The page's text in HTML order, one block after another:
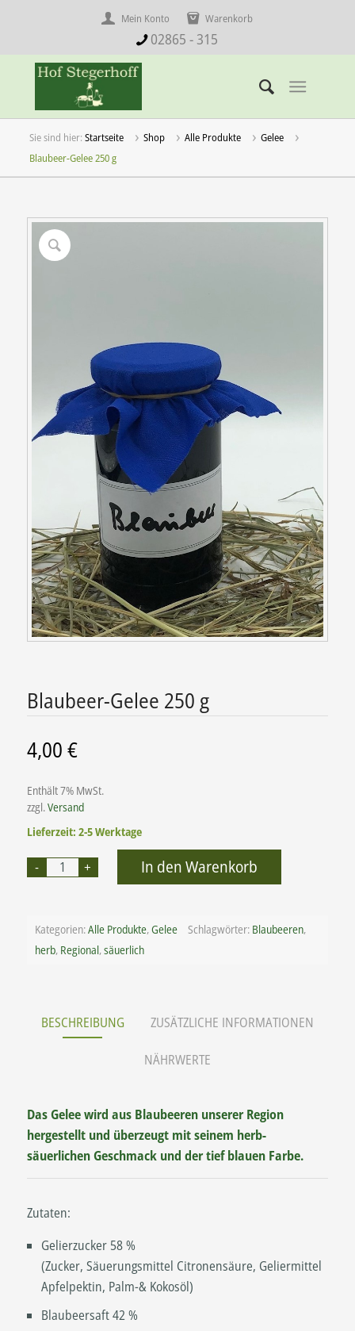
Mein Konto Warenkorb
02865 - 315
Startseite Shop Alle Produkte
Gelee
Blaubeer-Gelee 250 g
Blaubeer-Gelee 250 g
4,00€
Enthält 7% MwSt.
zzgl.Versand
Lieferzeit: 2-5 Werktage
In den Warenkorb
Kategorien:Alle Produkte,Gelee Schlagwörter: Blaubeeren,
herb, Regional,säuerlich
BESCHREIBUNG ZUSÄTZLICHE INFORMATIONEN
NÄHRWERTE
Das Gelee wird aus Blaubeeren unserer Region
hergestellt und überzeugt mit seinem herb-
säuerlichen Geschmack und der tief blauen Farbe.
Zutaten:
Gelierzucker 58 %
(Zucker, Säuerungsmittel Citronensäure, Geliermittel
Apfelpektin, Palm-& Kokosöl)
Blaubeersaft 42 %